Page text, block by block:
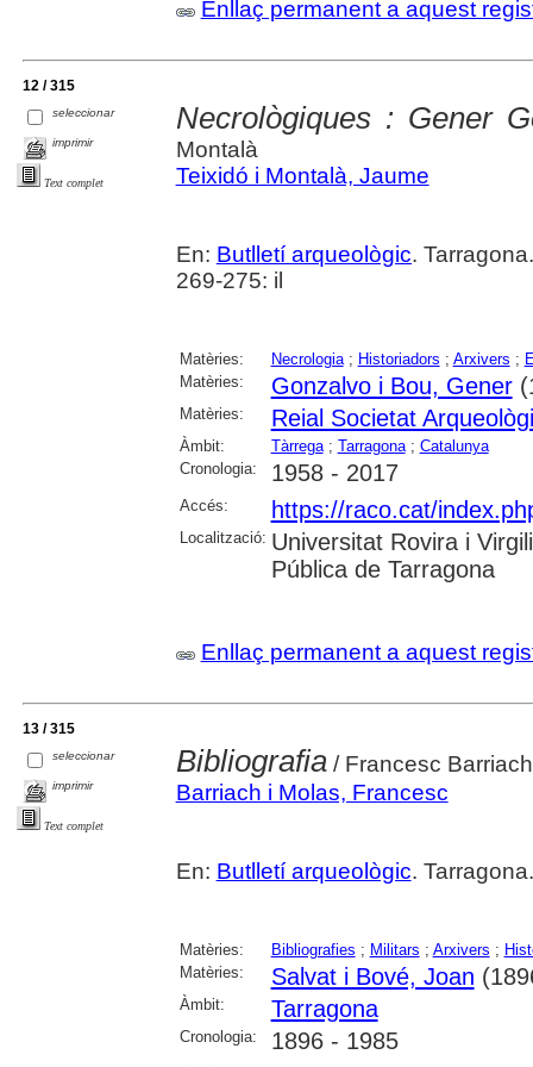
Enllaç permanent a aquest
12 / 315
seleccionar
imprimir
Text complet
Necrològiques : Gener
Montalà
Teixidó i Montalà, Jaume
En: Butlletí arqueològic.
269-275: il
Matèries: Necrologia; Historiadors ; Arxivers ;
Matèries:
Gonzalvo i Bou, Gener
Matèries: Reial Societat
Àmbit: Tàrrega; Tarragona; Catalunya
Cronologia:
1958 - 2017
Accés: https://raco.cat/
Localització: Universitat Rovira i
Pública de Tarragona
Enllaç permanent a aquest
13 / 315
seleccionar
imprimir
Text complet
Bibliografia/ Francesc
Barriach i Molas, Francesc
En: Butlletí arqueològic.
Matèries: Bibliografies ; Militars ; Arxivers ;
Matèries:
Salvat i Bové, Joan
Àmbit: Tarragona
Cronologia: 1896 - 1985